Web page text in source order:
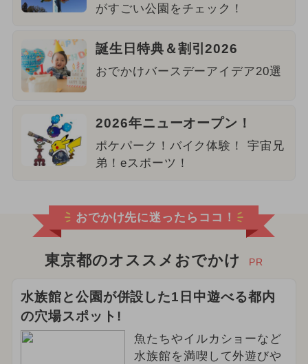
がすごい公園をチェック！
誕生日特典＆割引2026
おでかけバースデーアイデア20選
2026年ニューオープン！
ポケパーク！バイク体験！ 宇宙兄
弟！eスポーツ！
おでかけ先に迷ったらココ！
東京都のオススメおでかけ PR
水族館と公園が併設した1日中遊べる都内
の穴場スポット!
魚たちやイルカショーなど
水族館を満喫して外遊びや